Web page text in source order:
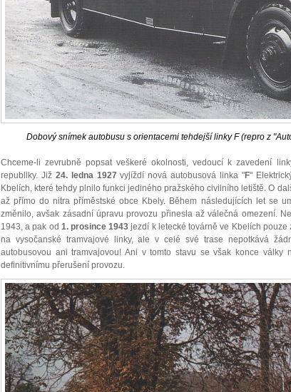
Dobový snímek autobusu s orientacemi tehdejší linky F (repro z
Chceme-li zevrubně popsat veškeré okolnosti, vedoucí k zavedení
republiky. Již 24. ledna 1927 vyjíždí nová autobusová linka "F"
Kbelích, které tehdy plnilo funkci jediného pražského civilního letiště. O
až přímo do nitra příměstské obce Kbely. Během následujících let se
změnilo, avšak zásadní úpravu provozu přinesla až válečná omezení.
1943, a pak od 1. prosince 1943 jezdí k letecké továrně ve Kbelích
na vysočanské tramvajové linky, ale v celé své trase nepotkává
autobusovou ani tramvajovou! Ani v tomto stavu se však konce války
definitivnímu přerušení provozu.